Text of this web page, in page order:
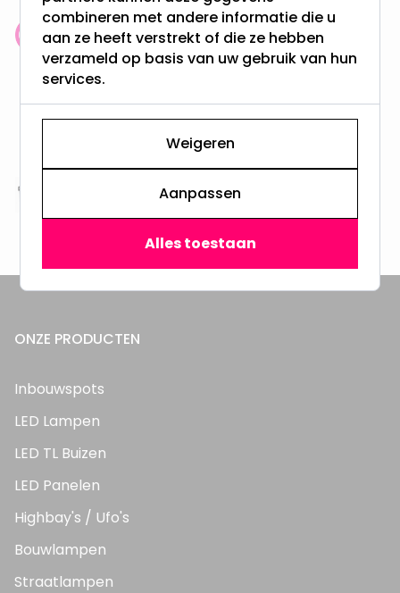
Klantenbeoordeling: 9.4/10
meer dan 100.000 klanten gingen u voor
& 100 dagen recht op retour
Altijd uit eigen voorraad
3000m2 - 60.000+ Producten
ONZE PRODUCTEN
Inbouwspots
LED Lampen
LED TL Buizen
LED Panelen
Highbay's / Ufo's
Bouwlampen
Straatlampen
combineren met andere informatie die u
aan ze heeft verstrekt of die ze hebben
verzameld op basis van uw gebruik van hun
services.
Weigeren
Aanpassen
Alles toestaan